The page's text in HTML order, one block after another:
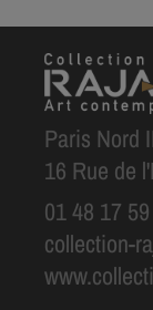
Paris Nord II
16 Rue de
01 48 17
collection-